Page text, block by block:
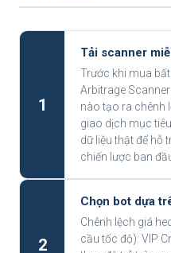
1
Tải scanner
Trước khi mua
Arbitrage
nào tạo ra chênh
giao dịch mục
dữ liệu thật để hỗ
chiến lược ban
2
Chọn bot dựa
Chênh lệch giá
cầu tốc độ): VIP